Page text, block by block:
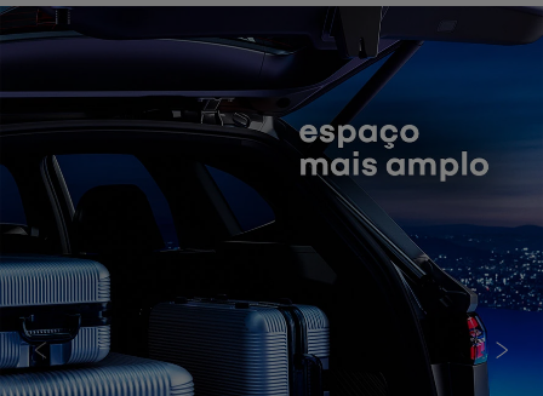
templates.template-